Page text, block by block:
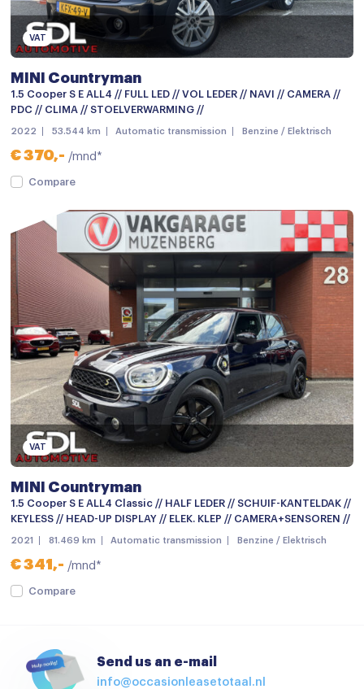
Buitenspiegels verwarmbaar
Bumpers in carrosseriekleur
Centrale deurvergrendeling met afstandsbediening
Dakspoiler
Dimlichten automatisch
Elektronische remkrachtverdeling
Getint glas
Keyless entry
keyless entry
Koplampen adaptief
LED achterlichten
LED dagrijverlichting
LED koplampen
led Koplampen
Lichtmetalen velgen
Lichtmetalen velgen
Lichtmetalen velgen 17"
Parkeersensor achter
VAT
MINI Countryman
1.5 Cooper S E ALL4 // FULL LED // VOL LEDER // NAVI // CAMERA //
PDC // CLIMA // STOELVERWARMING //
2022 53.544 km Automatic transmission Benzine / Elektrisch
€ 370,- /mnd*
Compare
VAT
MINI Countryman
1.5 Cooper S E ALL4 Classic // HALF LEDER // SCHUIF-KANTELDAK //
KEYLESS // HEAD-UP DISPLAY // ELEK. KLEP // CAMERA+SENSOREN //
2021 81.469 km Automatic transmission Benzine / Elektrisch
€ 341,- /mnd*
Compare
Send us an e-mail
info@occasionleasetotaal.nl